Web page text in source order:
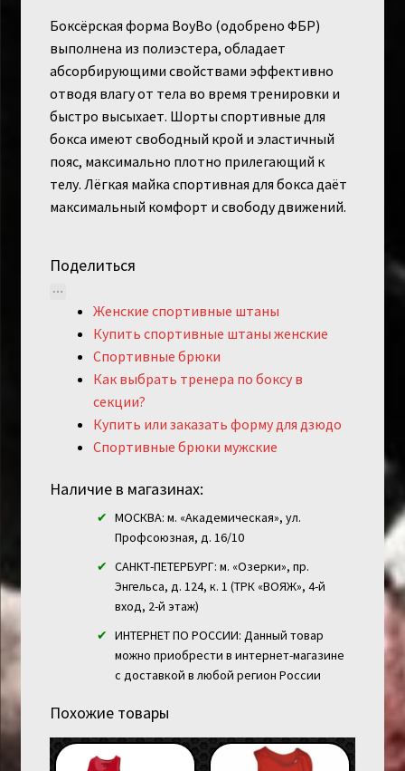
Боксёрская форма BoyBo (одобрено ФБР)
выполнена из полиэстера, обладает
абсорбирующими свойствами эффективно
отводя влагу от тела во время тренировки и
быстро высыхает. Шорты спортивные для
бокса имеют свободный крой и эластичный
пояс, максимально плотно прилегающий к
телу. Лёгкая майка спортивная для бокса даёт
максимальный комфорт и свободу движений.
Поделиться
Женские спортивные штаны
Купить спортивные штаны женские
Спортивные брюки
Как выбрать тренера по боксу в
секции?
Купить или заказать форму для дзюдо
Спортивные брюки мужские
Наличие в магазинах:
МОСКВА: м. «Академическая», ул.
Профсоюзная, д. 16/10
САНКТ-ПЕТЕРБУРГ: м. «Озерки», пр.
Энгельса, д. 124, к. 1 (ТРК «ВОЯЖ», 4-й
вход, 2-й этаж)
ИНТЕРНЕТ ПО РОССИИ: Данный товар
можно приобрести в интернет-магазине
с доставкой в любой регион России
Похожие товары